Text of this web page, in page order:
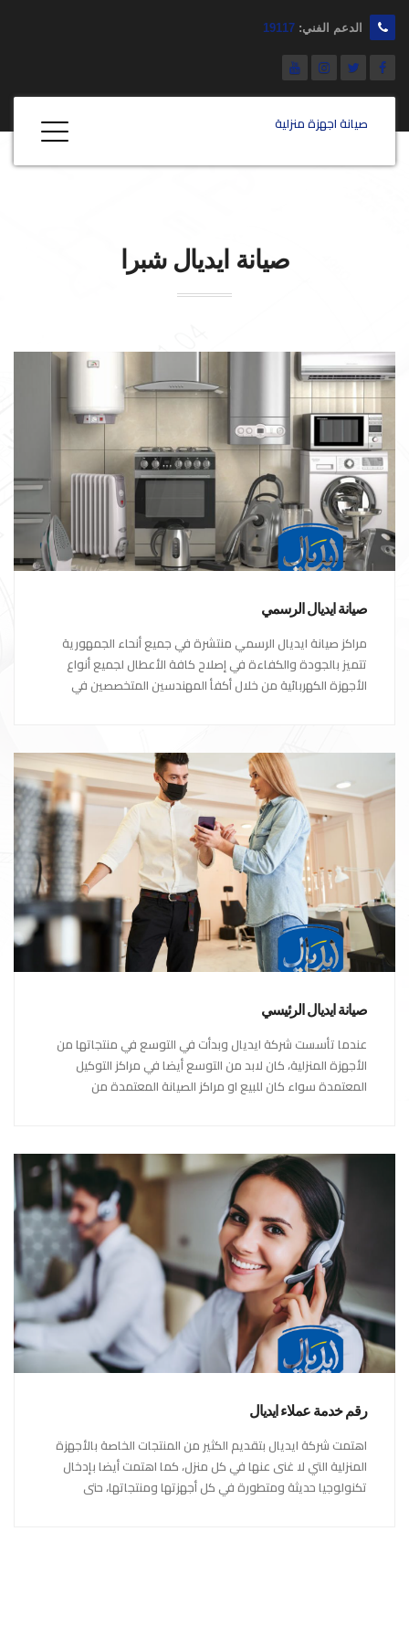
الدعم الفني: 19117
صيانة اجهزة منزلية
صيانة ايديال شبرا
صيانة ايديال الرسمي
مراكز صيانة ايديال الرسمي منتشرة في جميع أنحاء الجمهورية
تتميز بالجودة والكفاءة في إصلاح كافة الأعطال لجميع أنواع
الأجهزة الكهربائية من خلال أكفأ المهندسين المتخصصين في
صيانة ايديال الرئيسي
عندما تأسست شركة ايديال وبدأت في التوسع في منتجاتها من
الأجهزة المنزلية، كان لابد من التوسع أيضا في مراكز التوكيل
المعتمدة سواء كان للبيع او مراكز الصيانة المعتمدة من
رقم خدمة عملاء ايديال
اهتمت شركة ايديال بتقديم الكثير من المنتجات الخاصة بالأجهزة
المنزلية التي لا غنى عنها في كل منزل، كما اهتمت أيضا بإدخال
تكنولوجيا حديثة ومتطورة في كل أجهزتها ومنتجاتها، حتى